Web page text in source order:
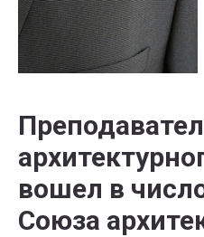
вошел в
Союза